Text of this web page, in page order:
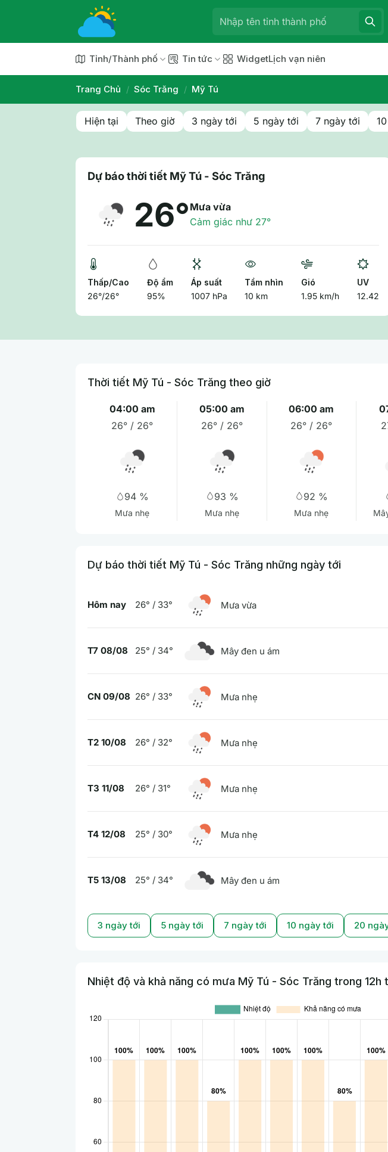
Tỉnh/Thành phố Tin tức WidgetLịch vạn niên
Trang Chủ / Sóc Trăng / Mỹ Tú
Hiện tại Theo giờ 3 ngày tới 5 ngày tới 7 ngày tới
Dự báo thời tiết Mỹ Tú - Sóc Trăng
26° Mưa vừa
Cảm giác như 27°
Thấp/Cao
26°/26°
Độ ẩm
95%
Áp suất
1007 hPa
Tầm nhìn
10 km
Gió
1.95 km/h
UV
12.42
Thời tiết Mỹ Tú - Sóc Trăng theo giờ
04:00 am
26° / 26°
94 %
Mưa nhẹ
05:00 am
26° / 26°
93 %
Mưa nhẹ
06:00 am
26° / 26°
92 %
Mưa nhẹ
Dự báo thời tiết Mỹ Tú - Sóc Trăng những ngày tới
Hôm nay 26° / 33° Mưa vừa
T7 08/08 25° / 34° Mây đen u ám
CN 09/08 26° / 33° Mưa nhẹ
T2 10/08 26° / 32° Mưa nhẹ
T3 11/08 26° / 31° Mưa nhẹ
T4 12/08 25° / 30° Mưa nhẹ
T5 13/08 25° / 34° Mây đen u ám
3 ngày tới 5 ngày tới 7 ngày tới 10 ngày tới 20
Nhiệt độ và khả năng có mưa Mỹ Tú - Sóc Trăng trong 12h